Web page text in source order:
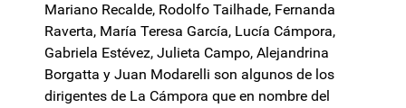
Mariano Recalde, Rodolfo Tailhade, Fernanda
Raverta, María Teresa García, Lucía Cámpora,
Gabriela Estévez, Julieta Campo, Alejandrina
Borgatta y Juan Modarelli son algunos de los
dirigentes de La Cámpora que en nombre del